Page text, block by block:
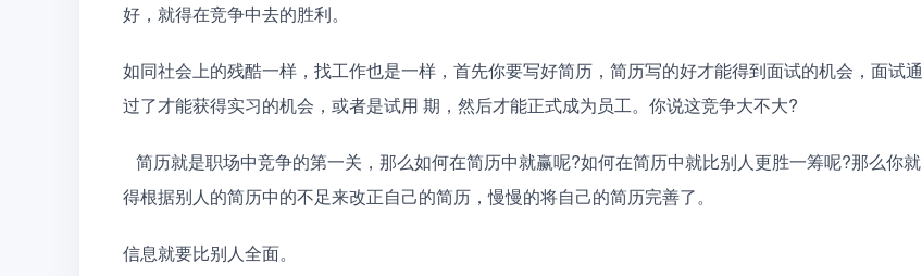
好，就得在竞争中去的胜利。
如同社会上的残酷一样，找工作也是一样，首先你要写好简历，简历写的好才能得到面试的机会，面试通
过了才能获得实习的机会，或者是试用 期，然后才能正式成为员工。你说这竞争大不大?
得根据别人的简历中的不足来改正自己的简历，慢慢的将自己的简历完善了。
信息就要比别人全面。